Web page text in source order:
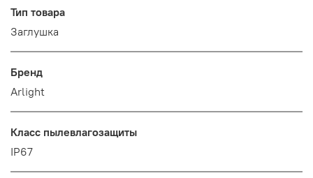
Тип товара
Заглушка
Бренд
Arlight
Класс пылевлагозащиты
IP67